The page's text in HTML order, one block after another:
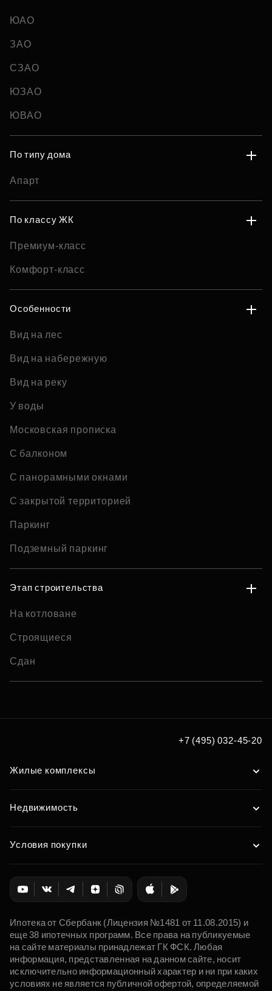
ЮАО
ЗАО
СЗАО
ЮЗАО
ЮВАО
По типу дома
Апарт
По классу ЖК
Премиум-класс
Комфорт-класс
Особенности
Вид на лес
Вид на набережную
Вид на реку
У воды
Московская прописка
С балконом
С панорамными окнами
С закрытой территорией
Паркинг
Подземный паркинг
Этап строительства
На котловане
Строящиеся
Сдан
+7 (495) 032-45-20
Жилые комплексы
Недвижимость
Условия покупки
Ипотека от Сбербанк (Лицензия №1481 от 11.08.2015) и
еще 38 ипотечных программ. Все права на публикуемые
на сайте материалы принадлежат ГК ФСК. Любая
информация, представленная на данном сайте, носит
исключительно информационный характер и ни при каких
условиях не является публичной офертой, определяемой